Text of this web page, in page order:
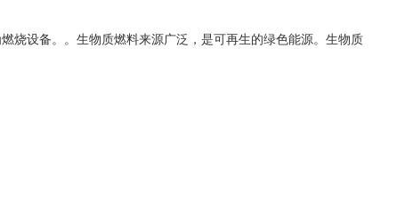
烧设备。。生物质燃料来源广泛，是可再生的绿色能源。生物质